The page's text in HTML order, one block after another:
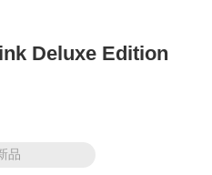
Deluxe Edition
品